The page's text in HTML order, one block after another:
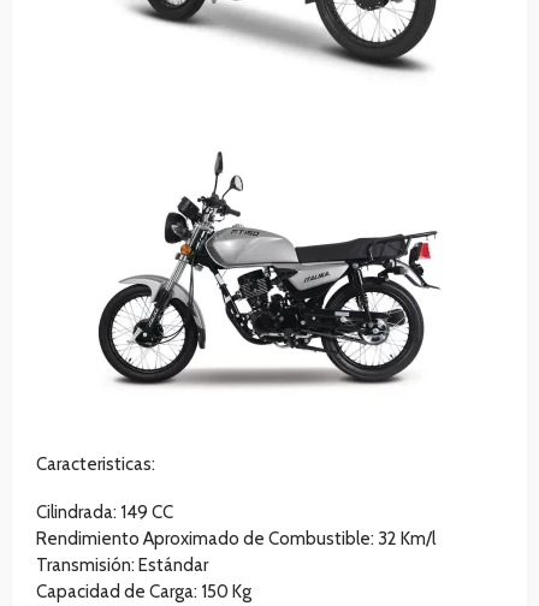
Caracteristicas:
Cilindrada: 149 CC
Rendimiento Aproximado de Combustible: 32 Km/l
Transmisión: Estándar
Capacidad de Carga: 150 Kg